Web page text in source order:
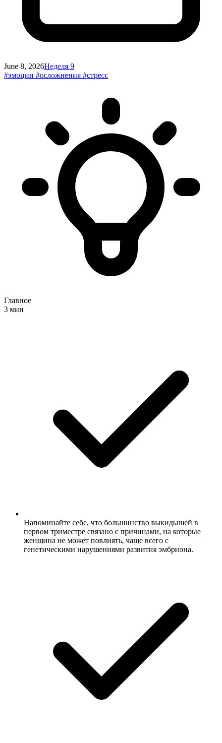
June 8, 2026Неделя 9
#эмоции #осложнения #стресс
Главное
3 мин
Напоминайте себе, что большинство выкидышей в
первом триместре связано с причинами, на которые
женщина не может повлиять, чаще всего с
генетическими нарушениями развития эмбриона.